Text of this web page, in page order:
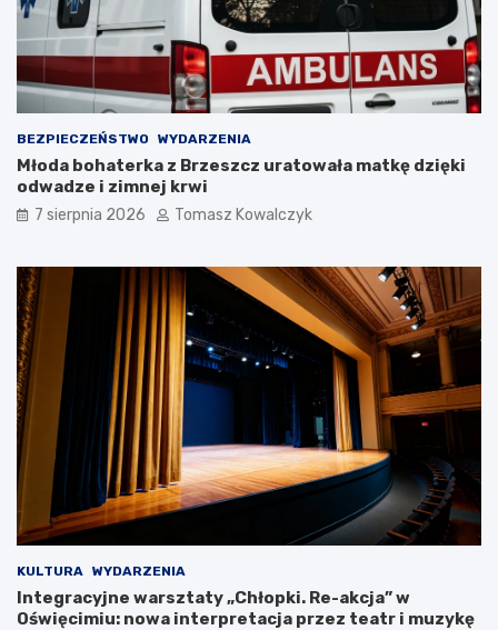
w
O
ś
w
c
i
m
i
a
P
l
a
c
u
T
a
d
e
u
s
z
a
K
o
ś
.
Z
o
c
z
c
o
d
z
i
e
d
z
i
a
ł
o
s
i
ę
w
O
ś
w
BEZPIECZEŃSTWO WYDARZENIA
Młoda bohaterka z Brzeszcz uratowała matkę dzięki
odwadze i zimnej krwi
7 sierpnia 2026 Tomasz Kowalczyk
KULTURA WYDARZENIA
Integracyjne warsztaty „Chłopki. Re-akcja” w
Oświęcimiu: nowa interpretacja przez teatr i muzykę